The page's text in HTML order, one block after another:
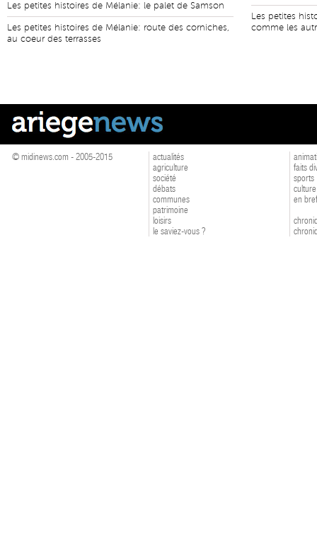
Les petites histoires de Mélanie: le palet de Samson
Les petites histoires de Mélanie: route des corniches,
au coeur des terrasses
Les petites
comme les
© midinews.com - 2005-2015
actualités
agriculture
société
débats
communes
patrimoine
loisirs
le saviez-vous ?
faits
sports
culture
en bref